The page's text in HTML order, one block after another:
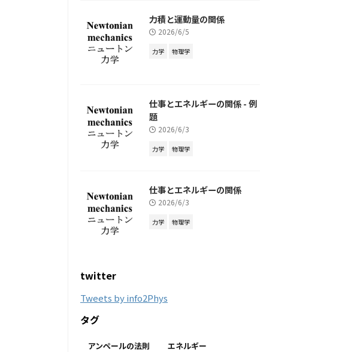
力積と運動量の関係
2026/6/5
力学 物理学
仕事とエネルギーの関係 - 例
題
2026/6/3
力学 物理学
仕事とエネルギーの関係
2026/6/3
力学 物理学
twitter
Tweets by info2Phys
タグ
アンペールの法則 エネルギー